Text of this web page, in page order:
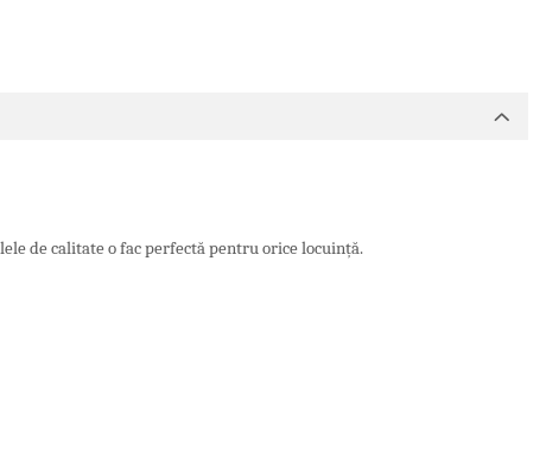
de calitate o fac perfectă pentru orice locuință.